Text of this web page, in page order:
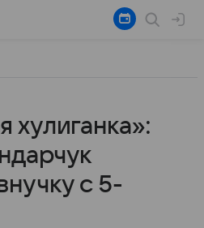
хулиганка»:
с 5-